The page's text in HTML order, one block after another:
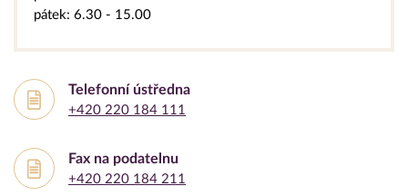
pátek: 6.30 - 15.00
Telefonní ústředna
+420 220 184 111
Fax na podatelnu
+420 220 184 211